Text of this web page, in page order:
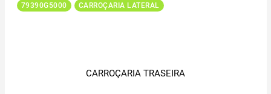
79390G5000 CARROÇARIA LATERAL
CARROÇARIA TRASEIRA